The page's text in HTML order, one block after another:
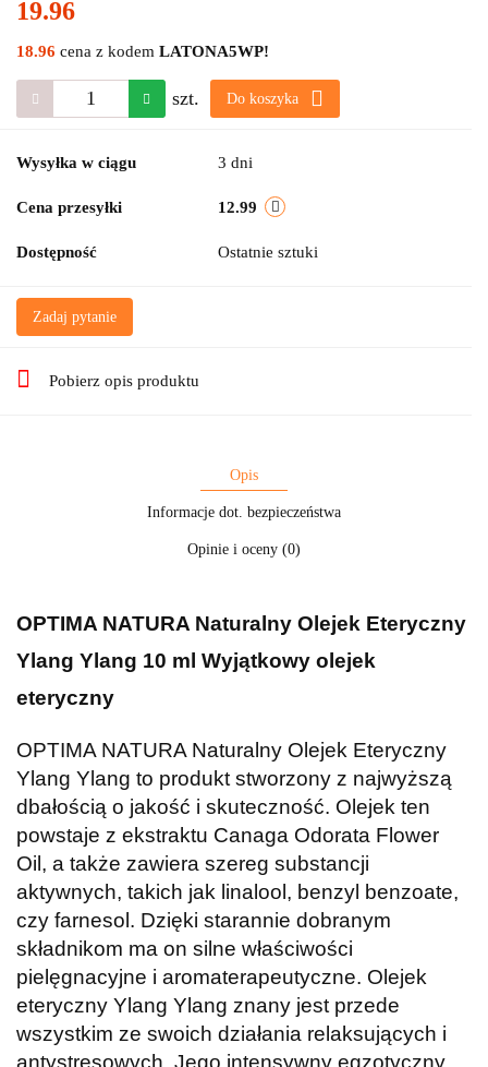
19.96
18.96 cena z kodem LATONA5WP!
szt. Do koszyka
Wysyłka w ciągu 3 dni
Cena przesyłki 12.99
Dostępność Ostatnie sztuki
Zadaj pytanie
Pobierz opis produktu
Opis
Informacje dot. bezpieczeństwa
Opinie i oceny (0)
OPTIMA NATURA Naturalny Olejek Eteryczny
Ylang Ylang 10 ml Wyjątkowy olejek
eteryczny
OPTIMA NATURA Naturalny Olejek Eteryczny
Ylang Ylang to produkt stworzony z najwyższą
dbałością o jakość i skuteczność. Olejek ten
powstaje z ekstraktu Canaga Odorata Flower
Oil, a także zawiera szereg substancji
aktywnych, takich jak linalool, benzyl benzoate,
czy farnesol. Dzięki starannie dobranym
składnikom ma on silne właściwości
pielęgnacyjne i aromaterapeutyczne. Olejek
eteryczny Ylang Ylang znany jest przede
wszystkim ze swoich działania relaksujących i